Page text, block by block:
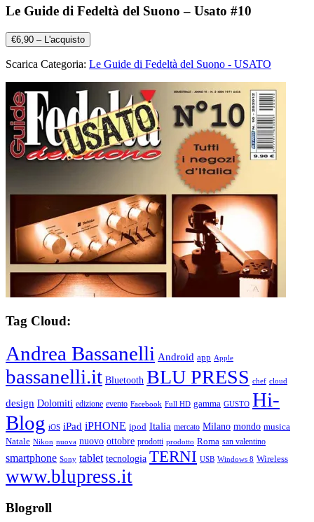
Le Guide di Fedeltà del Suono – Usato #10
€6,90 – L'acquisto
Scarica Categoria: Le Guide di Fedeltà del Suono - USATO
Tag Cloud:
Andrea Bassanelli Android app Apple
bassanelli.it Bluetooth BLU PRESS chef cloud
design Dolomiti edizione evento Facebook Full HD gamma GUSTO Hi-
Blog iOS iPad iPHONE ipod Italia mercato Milano mondo musica
Natale Nikon nuova nuovo ottobre prodotti prodotto Roma san valentino
smartphone Sony tablet tecnologia TERNI USB Windows 8 Wireless
www.blupress.it
Blogroll